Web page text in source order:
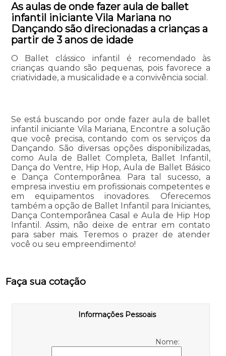
As aulas de onde fazer aula de ballet
infantil iniciante Vila Mariana no
Dançando são direcionadas a crianças a
partir de 3 anos de idade
O Ballet clássico infantil é recomendado às
crianças quando são pequenas, pois favorece a
criatividade, a musicalidade e a convivência social.
Se está buscando por onde fazer aula de ballet
infantil iniciante Vila Mariana, Encontre a solução
que você precisa, contando com os serviços da
Dançando. São diversas opções disponibilizadas,
como Aula de Ballet Completa, Ballet Infantil,
Dança do Ventre, Hip Hop, Aula de Ballet Básico
e Dança Contemporânea. Para tal sucesso, a
empresa investiu em profissionais competentes e
em equipamentos inovadores. Oferecemos
também a opção de Ballet Infantil para Iniciantes,
Dança Contemporânea Casal e Aula de Hip Hop
Infantil. Assim, não deixe de entrar em contato
para saber mais. Teremos o prazer de atender
você ou seu empreendimento!
Faça sua cotação
Informações Pessoais
Nome: